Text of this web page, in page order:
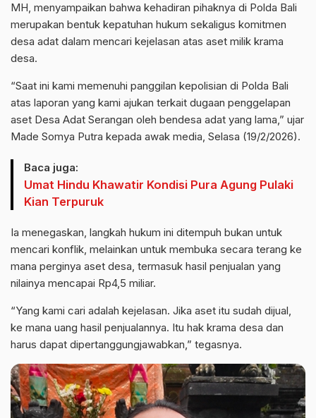
MH, menyampaikan bahwa kehadiran pihaknya di Polda Bali
merupakan bentuk kepatuhan hukum sekaligus komitmen
desa adat dalam mencari kejelasan atas aset milik krama
desa.
“Saat ini kami memenuhi panggilan kepolisian di Polda Bali
atas laporan yang kami ajukan terkait dugaan penggelapan
aset Desa Adat Serangan oleh bendesa adat yang lama,” ujar
Made Somya Putra kepada awak media, Selasa (19/2/2026).
Baca juga:
Umat Hindu Khawatir Kondisi Pura Agung Pulaki
Kian Terpuruk
Ia menegaskan, langkah hukum ini ditempuh bukan untuk
mencari konflik, melainkan untuk membuka secara terang ke
mana perginya aset desa, termasuk hasil penjualan yang
nilainya mencapai Rp4,5 miliar.
“Yang kami cari adalah kejelasan. Jika aset itu sudah dijual,
ke mana uang hasil penjualannya. Itu hak krama desa dan
harus dapat dipertanggungjawabkan,” tegasnya.